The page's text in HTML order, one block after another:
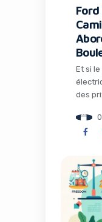
Et si
des
up
les